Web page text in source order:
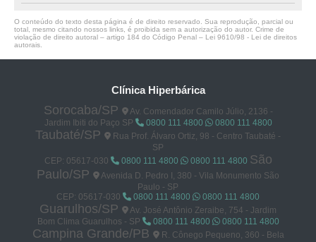
O conteúdo do texto desta página é de direito reservado. Sua reprodução, parcial ou
total, mesmo citando nossos links, é proibida sem a autorização do autor. Crime de
violação de direito autoral – artigo 184 do Código Penal – Lei 9610/98 - Lei de direitos
autorais
Clínica Hiperbárica
Sorocaba/SP
Av. Comendador Camilo Júlio, 2136 -
Jardim Ibiti do Paço SP
0800 111 4800 0800 111 4800
Taubaté/SP
Rua Prof. Álvaro Ortiz, 98 - Centro Taubaté -
SP
CEP: 05617-030
0800 111 4800 0800 111 4800 São
Paulo/SP
Avenida D. Pedro I, 380 - Vila Monumento São
Paulo - SP
CEP: 05617-030
0800 111 4800 0800 111 4800
Guarulhos/SP
Av. José Antônio Zeraibe, 754 - Jardim
Bom Clima Guarulhos - SP
0800 111 4800 0800 111 4800
Campina Grande/PB R. Cônego Pequeno, 360 - Bela